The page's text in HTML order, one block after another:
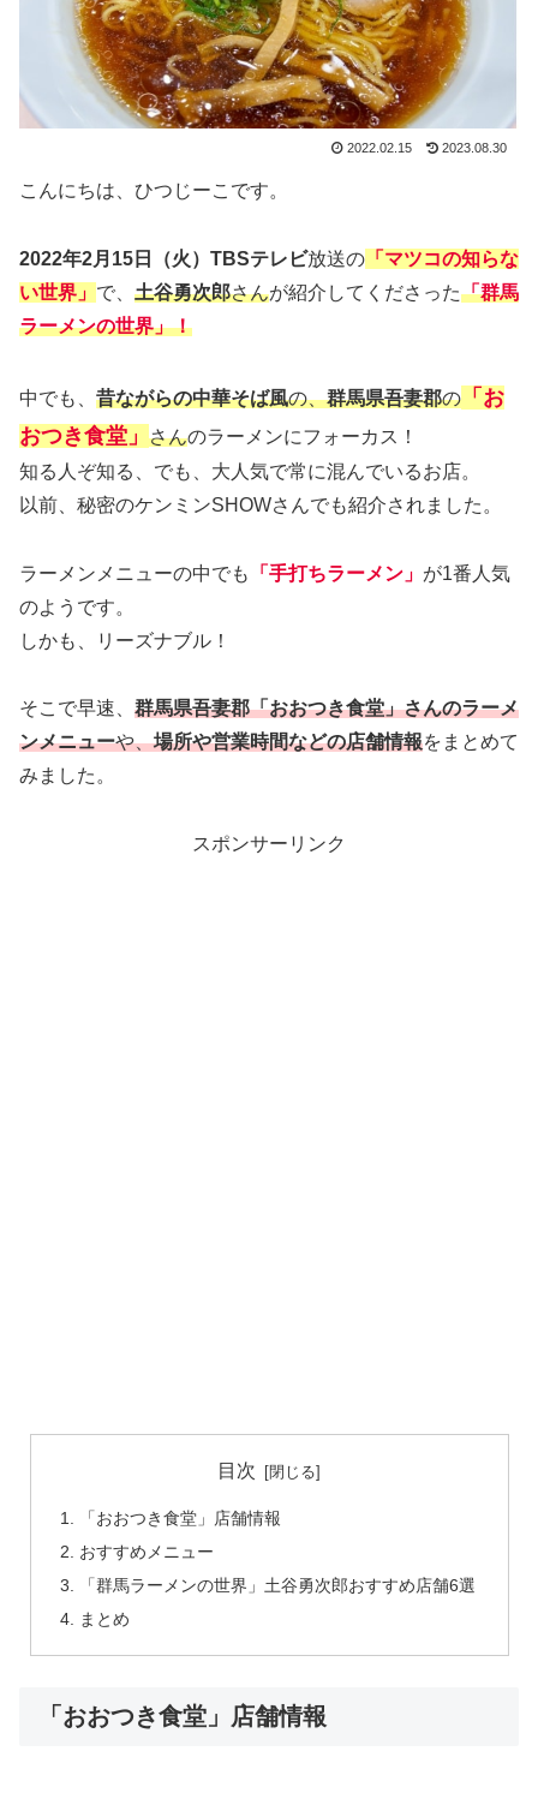
2022.02.15 2023.08.30
こんにちは、ひつじーこです。
2022年2月15日（火）TBSテレビ放送の 「マツコの知らな
い世界」 で、 土谷勇次郎さんが紹介してくださった「群馬
ラーメンの世界」！
中でも、 昔ながらの中華そば風の、群馬県吾妻郡の 「お
おつき食堂」 さんのラーメンにフォーカス！
知る人ぞ知る、でも、大人気で常に混んでいるお店。
以前、秘密のケンミンSHOWさんでも紹介されました。
ラーメンメニューの中でも 「手打ちラーメン」 が1番人気
のようです。
しかも、リーズナブル！
そこで早速、 群馬県吾妻郡「おおつき食堂」さんのラーメ
ンメニューや、場所や営業時間などの店舗情報をまとめて
みました。
スポンサーリンク
目次
「おおつき食堂」店舗情報
おすすめメニュー
「群馬ラーメンの世界」土谷勇次郎おすすめ店舗6選
まとめ
「おおつき食堂」店舗情報